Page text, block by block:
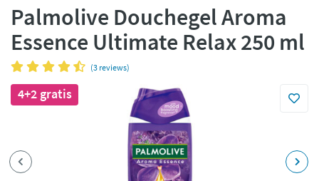
Betaal met Klarna
Palmolive Douchegel Aroma
Essence Ultimate Relax 250 ml
(3 reviews)
4+2 gratis